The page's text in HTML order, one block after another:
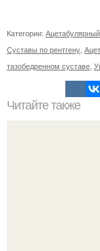
Категории:
Суставы по рентгену
тазобедренном суставе
Читайте также